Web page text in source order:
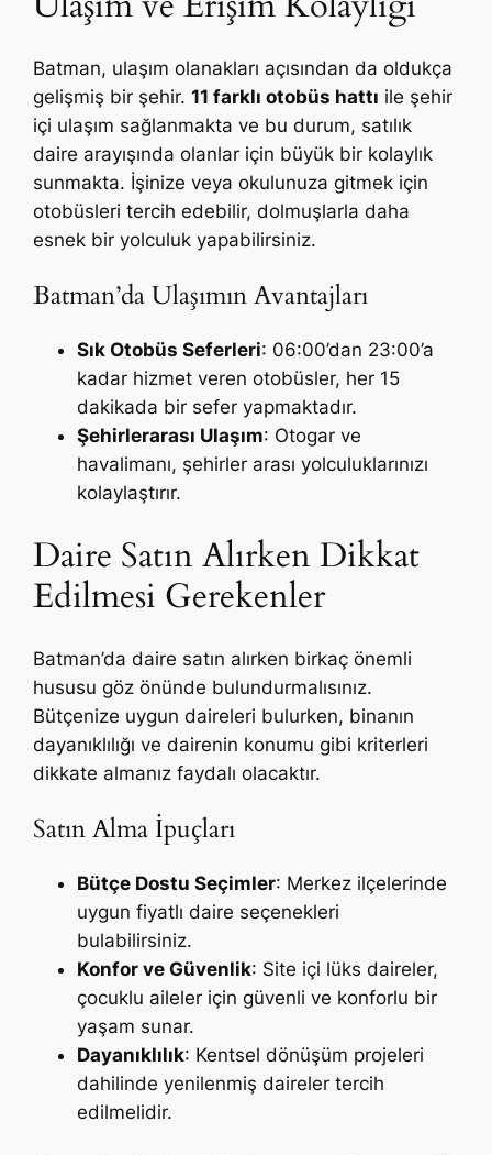
Batman, ulaşım olanakları açısından da oldukça
gelişmiş bir şehir.11 farklı otobüs hattı ile şehir
içi ulaşım sağlanmakta ve bu durum, satılık
daire arayışında olanlar için büyük bir kolaylık
sunmakta. İşinize veya okulunuza gitmek için
otobüsleri tercih edebilir, dolmuşlarla daha
esnek bir yolculuk yapabilirsiniz.
Batman’da Ulaşımın Avantajları
Sık Otobüs Seferleri: 06:00’dan 23:00’a
kadar hizmet veren otobüsler, her 15
dakikada bir sefer yapmaktadır.
Şehirlerarası Ulaşım: Otogar ve
havalimanı, şehirler arası yolculuklarınızı
kolaylaştırır.
Daire Satın Alırken Dikkat
Edilmesi Gerekenler
Batman’da daire satın alırken birkaç önemli
hususu göz önünde bulundurmalısınız.
Bütçenize uygun daireleri bulurken, binanın
dayanıklılığı ve dairenin konumu gibi kriterleri
dikkate almanız faydalı olacaktır.
Satın Alma İpuçları
Bütçe Dostu Seçimler: Merkez ilçelerinde
uygun fiyatlı daire seçenekleri
bulabilirsiniz.
Konfor ve Güvenlik: Site içi lüks daireler,
çocuklu aileler için güvenli ve konforlu bir
yaşam sunar.
Dayanıklılık: Kentsel dönüşüm projeleri
dahilinde yenilenmiş daireler tercih
edilmelidir.